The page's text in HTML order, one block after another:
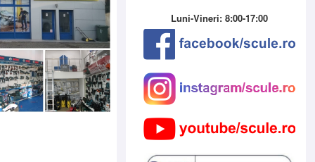
Luni-Vineri: 8:00-17:00